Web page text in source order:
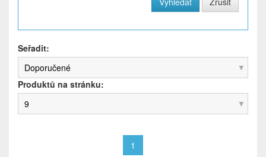
Seřadit:
Doporučené
Produktů na stránku:
9
1